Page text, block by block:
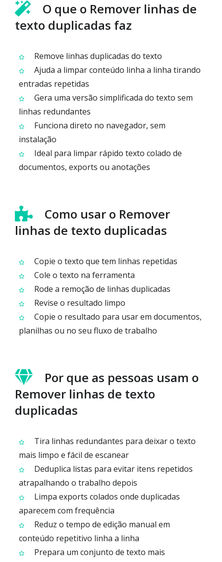
O que o Remover linhas de
texto duplicadas faz
Remove linhas duplicadas do texto
Ajuda a limpar conteúdo linha a linha tirando
entradas repetidas
Gera uma versão simplificada do texto sem
linhas redundantes
Funciona direto no navegador, sem
instalação
Ideal para limpar rápido texto colado de
documentos, exports ou anotações
Como usar o Remover
linhas de texto duplicadas
Copie o texto que tem linhas repetidas
Cole o texto na ferramenta
Rode a remoção de linhas duplicadas
Revise o resultado limpo
Copie o resultado para usar em documentos,
planilhas ou no seu fluxo de trabalho
Por que as pessoas usam o
Remover linhas de texto
duplicadas
Tira linhas redundantes para deixar o texto
mais limpo e fácil de escanear
Deduplica listas para evitar itens repetidos
atrapalhando o trabalho depois
Limpa exports colados onde duplicadas
aparecem com frequência
Reduz o tempo de edição manual em
conteúdo repetitivo linha a linha
Prepara um conjunto de texto mais